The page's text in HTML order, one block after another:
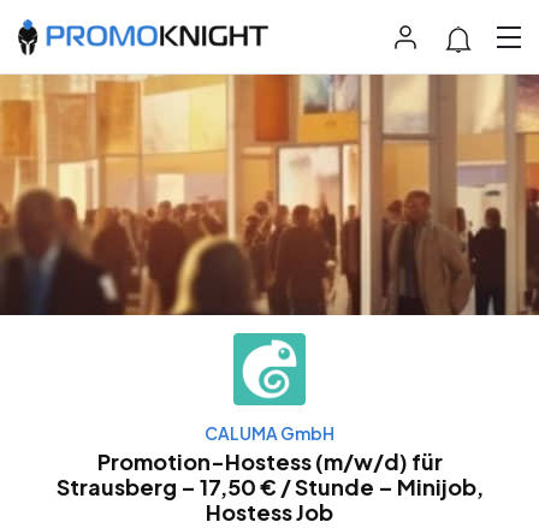
CALUMA GmbH
Promotion-Hostess (m/w/d) für
Strausberg – 17,50 € / Stunde – Minijob,
Hostess Job